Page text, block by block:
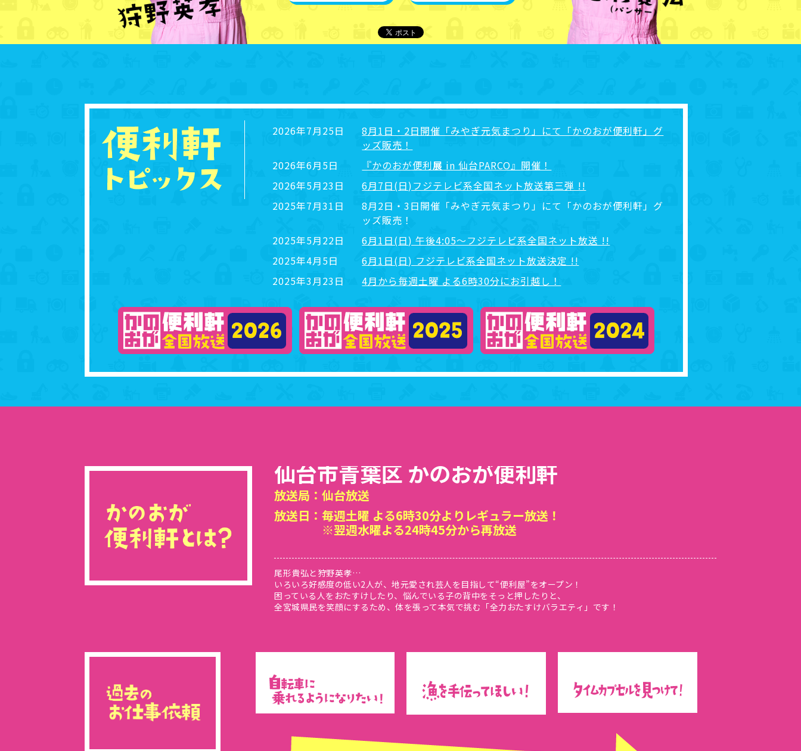
2026年7月25日
8月1日・2日開催「みやぎ元気まつり」にて「かのおが便利軒」グ
ッズ販売！
2026年6月5日
『かのおが便利展 in 仙台PARCO』開催！
2026年5月23日
6月7日(日)フジテレビ系全国ネット放送第三弾 !!
2025年7月31日
8月2日・3日開催「みやぎ元気まつり」にて「かのおが便利軒」グ
ッズ販売！
2025年5月22日
6月1日(日) 午後4:05～フジテレビ系全国ネット放送 !!
2025年4月5日
6月1日(日) フジテレビ系全国ネット放送決定 !!
2025年3月23日
4月から毎週土曜 よる6時30分にお引越し！
仙台市青葉区 かのおが便利軒
放送局： 仙台放送
放送日： 毎週土曜 よる6時30分よりレギュラー放送！
※翌週水曜よる24時45分から再放送
尾形貴弘と狩野英孝…
いろいろ好感度の低い2人が、地元愛され芸人を目指して“便利屋”をオープン！
困っている人をおたすけしたり、悩んでいる子の背中をそっと押したりと、
全宮城県民を笑顔にするため、体を張って本気で挑む「全力おたすけバラエティ」です！